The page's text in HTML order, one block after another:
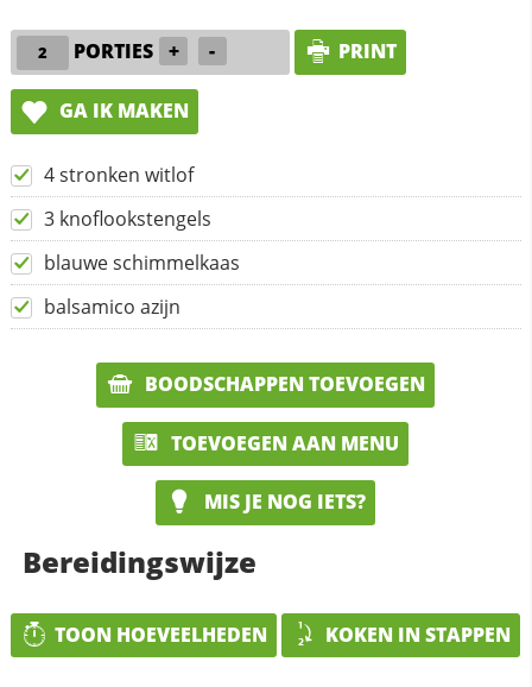
PORTIES + - PRINT
GA IK MAKEN
4 stronken witlof
3 knoflookstengels
blauwe schimmelkaas
balsamico azijn
BOODSCHAPPEN TOEVOEGEN
TOEVOEGEN AAN MENU
MIS JE NOG IETS?
Bereidingswijze
TOON HOEVEELHEDEN KOKEN IN STAPPEN